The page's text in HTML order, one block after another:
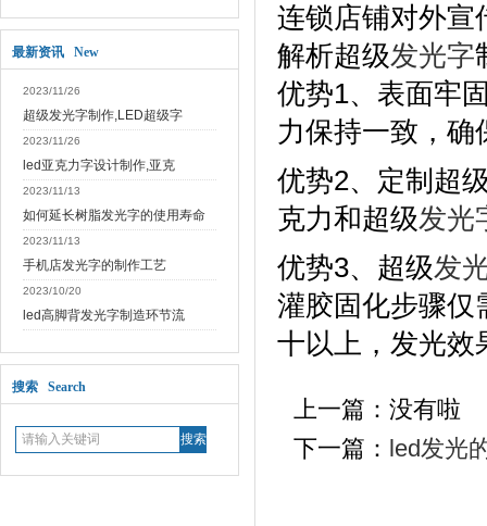
最新资讯 New
2023/11/26
超级发光字制作,LED超级字
2023/11/26
led亚克力字设计制作,亚克
2023/11/13
如何延长树脂发光字的使用寿命
2023/11/13
手机店发光字的制作工艺
2023/10/20
led高脚背发光字制造环节流
搜索 Search
连锁店铺对外宣
解析超级发光字
优势1、表面牢
力保持一致，确
优势2、定制超
克力和超级发光
优势3、超级发
灌胶固化步骤仅
十以上，发光效
上一篇：没有啦
下一篇： led发光